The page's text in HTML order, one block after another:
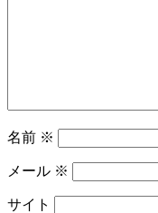
名前 ※
メール ※
サイト